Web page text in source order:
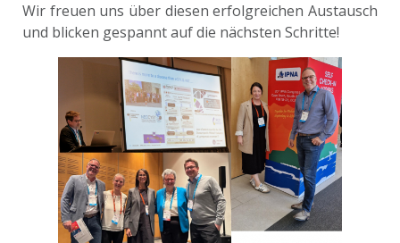
Wir freuen uns über diesen erfolgreichen Austausch
und blicken gespannt auf die nächsten Schritte!